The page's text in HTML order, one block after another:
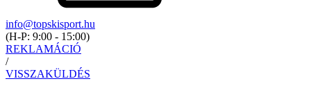
info@topskisport.hu
(H-P: 9:00 - 15:00)
REKLAMÁCIÓ
/
VISSZAKÜLDÉS